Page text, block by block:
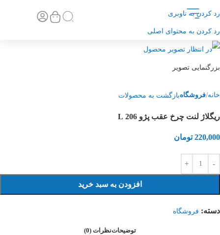
رد کردن به ناوبری
رد کردن به محتوای اصلی
بزرگنمایی تصویر
خانه فروشگاهبازگشت به محصولات
ریگلاژ لنت چرخ عقب پژو 206 L
220,000 تومان
افزودن به سبد خرید
دسته: فروشگاه
توضیحاتنظرات (0)